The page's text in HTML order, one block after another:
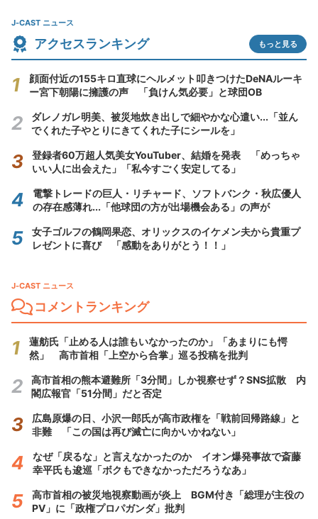
J-CAST ニュース
アクセスランキング もっと見る
顔面付近の155キロ直球にヘルメット叩きつけたDeNAルーキ
ー宮下朝陽に擁護の声 「負けん気必要」と球団OB
ダレノガレ明美、被災地炊き出しで細やかな心遣い...「並ん
でくれた子やとりにきてくれた子にシールを」
登録者60万超人気美女YouTuber、結婚を発表 「めっちゃ
いい人に出会えた」「私今すごく安定してる」
電撃トレードの巨人・リチャード、ソフトバンク・秋広優人
の存在感薄れ...「他球団の方が出場機会ある」の声が
女子ゴルフの鶴岡果恋、オリックスのイケメン夫から貴重プ
レゼントに喜び 「感動をありがとう！！」
J-CAST ニュース
コメントランキング
蓮舫氏「止める人は誰もいなかったのか」「あまりにも愕
然」 高市首相「上空から合掌」巡る投稿を批判
高市首相の熊本避難所「3分間」しか視察せず？SNS拡散 内
閣広報官「51分間」だと否定
広島原爆の日、小沢一郎氏が高市政権を「戦前回帰路線」と
非難 「この国は再び滅亡に向かいかねない」
なぜ「戻るな」と言えなかったのか イオン爆発事故で斎藤
幸平氏も逡巡「ボクもできなかっただろうなあ」
高市首相の被災地視察動画が炎上 BGM付き「総理が主役の
PV」に「政権プロパガンダ」批判